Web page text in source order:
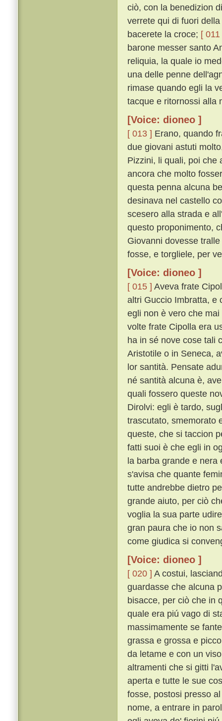
ciò, con la benedizion
verrete qui di fuori
bacerete la croce; [ 011
barone messer santo
reliquia, la quale io
una delle penne
rimase quando egli la
tacque e ritornossi alla
[Voice: dioneo ]
[ 013 ] Erano, quando
due giovani astuti
Pizzini, li quali, poi che
ancora che molto
questa penna alcuna
desinava nel castello
scesero alla strada e
questo proponimento,
Giovanni dovesse
fosse, e torgliele, per
[Voice: dioneo ]
[ 015 ] Aveva frate
altri Guccio Imbratta, e
egli non è vero che
volte frate Cipolla era
ha in sé nove cose tali
Aristotile o in Seneca,
lor santità. Pensate
né santità alcuna è,
quali fossero queste
Dirolvi: egli è tardo,
trascutato, smemorato
queste, che si taccion
fatti suoi è che egli in
la barba grande e nera
s'avisa che quante
tutte andrebbe dietro
grande aiuto, per ciò
voglia la sua parte
gran paura che io non
come giudica si
[Voice: dioneo ]
[ 020 ] A costui,
guardasse che alcuna
bisacce, per ciò che in
quale era piú vago di
massimamente se
grassa e grossa e
da letame e con un
altramenti che si gitti
aperta e tutte le sue
fosse, postosi presso
nome, a entrare in